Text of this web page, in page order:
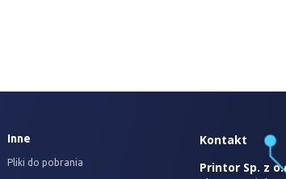
Inne
Pliki do pobrania
Kontakt
Printor Sp. z